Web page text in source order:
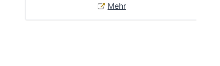
Mehr